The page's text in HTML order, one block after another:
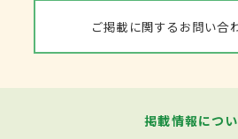
ご掲載に関するお問い合
掲載情報につ